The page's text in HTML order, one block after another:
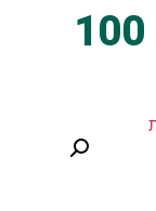
אזיקונים 2.5 מ"מ 100